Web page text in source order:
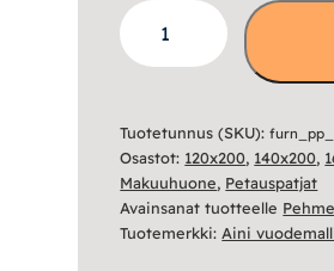
Petauspatja
HS45
Tuotetunnus (SKU):
Osastot: 120x200, 140x200,
Makuuhuone, Petauspatjat
Avainsanat tuotteelle
Tuotemerkki:Aini